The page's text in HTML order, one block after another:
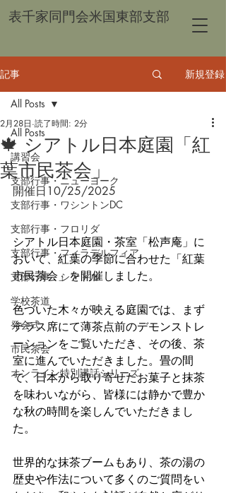
表千家同門会米国東部支部
記事 新規登録
All Posts
講習会
支部行事・ニューヨーク
支部行事・ワシントンDC
支部行事・フロリダ
支部行事・フィラデルフィア
支部行事・シアトル
学校茶道
発会式
市民茶会
オンライン特別講話シリーズ
All Posts
🍁 シアトル日本庭園「紅
葉市民茶会」
2月28日 読了時間: 2分
開催日10/25/2025
シアトル日本庭園・茶室「松声庵」に
おいて、紅葉の季節に合わせた「紅葉
市民茶会」を開催しました。
色づいた木々が映える庭園では、まず
テラス席にて薄茶点前のデモンストレ
ーションをご覧いただき、その後、茶
室に進んでいただきました。畳の間
で、日本から取り寄せたお菓子と抹茶
を味わいながら、皆様には静かで豊か
な秋の時間を楽しんでいただきまし
た。
世界的な抹茶ブームもあり、茶の湯の
歴史や作法について多くのご質問をい